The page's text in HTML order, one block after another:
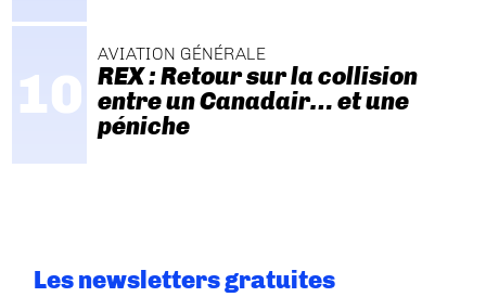
AVIATION GÉNÉRALE
REX : Retour sur la collision
entre un Canadair… et une
péniche
Les newsletters gratuites